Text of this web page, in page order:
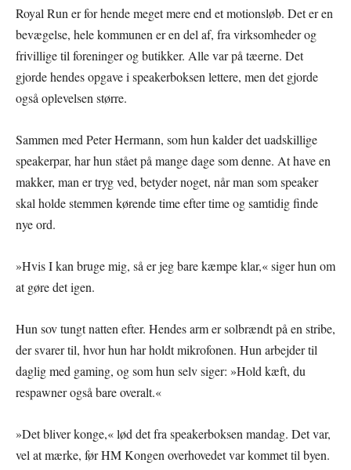
Royal Run er for hende meget mere end et motionsløb. Det er en
bevægelse, hele kommunen er en del af, fra virksomheder og
frivillige til foreninger og butikker. Alle var på tæerne. Det
gjorde hendes opgave i speakerboksen lettere, men det gjorde
også oplevelsen større.
Sammen med Peter Hermann, som hun kalder det uadskillige
speakerpar, har hun stået på mange dage som denne. At have en
makker, man er tryg ved, betyder noget, når man som speaker
skal holde stemmen kørende time efter time og samtidig finde
nye ord.
»Hvis I kan bruge mig, så er jeg bare kæmpe klar,« siger hun om
at gøre det igen.
Hun sov tungt natten efter. Hendes arm er solbrændt på en stribe,
der svarer til, hvor hun har holdt mikrofonen. Hun arbejder til
daglig med gaming, og som hun selv siger: »Hold kæft, du
respawner også bare overalt.«
»Det bliver konge,« lød det fra speakerboksen mandag. Det var,
vel at mærke, før HM Kongen overhovedet var kommet til byen.